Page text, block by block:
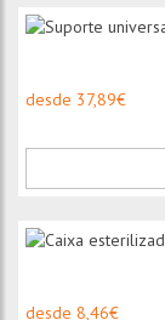
desde 37,89€
desde 8,46€